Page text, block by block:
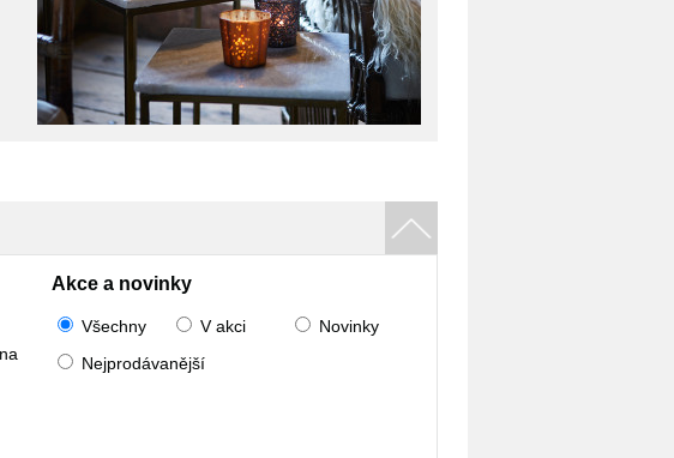
Akce a novinky
Všechny V akci
Novinky
Nejprodávanější